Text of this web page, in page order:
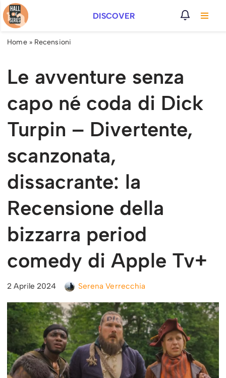
Vai
al
DISCOVER
Home» Recensioni
Le avventure senza
capo né coda di Dick
Turpin – Divertente,
scanzonata,
dissacrante: la
Recensione della
bizzarra period
comedy di Apple Tv+
2 Aprile 2024 Serena Verrecchia